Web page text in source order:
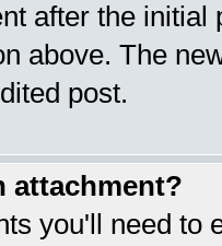
after the
above. The
post.
attachment?
you'll need